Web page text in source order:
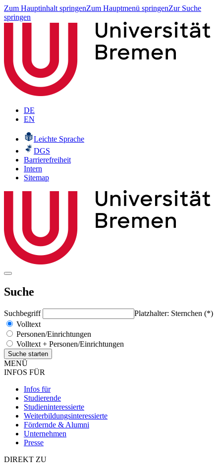
Zum Hauptinhalt springenZum Hauptmenü springenZur Suche
springen
DE
EN
Leichte Sprache
DGS
Barrierefreiheit
Intern
Sitemap
Suche
Suchbegriff
Platzhalter: Sternchen (*)
Volltext
Personen/Einrichtungen
Volltext + Personen/Einrichtungen
MENÜ
INFOS FÜR
Infos für
Studierende
Studieninteressierte
Weiterbildungsinteressierte
Fördernde & Alumni
Unternehmen
Presse
DIREKT ZU